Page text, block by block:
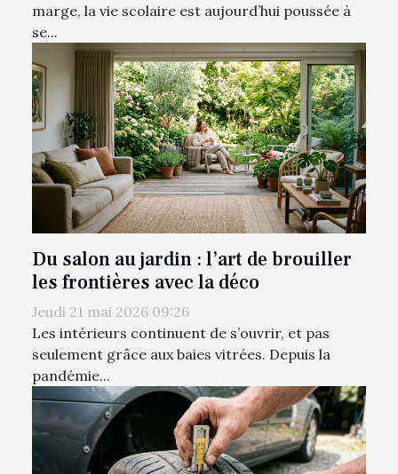
marge, la vie scolaire est aujourd’hui poussée à
se...
Du salon au jardin : l’art de brouiller
les frontières avec la déco
Jeudi 21 mai 2026 09:26
Les intérieurs continuent de s’ouvrir, et pas
seulement grâce aux baies vitrées. Depuis la
pandémie...